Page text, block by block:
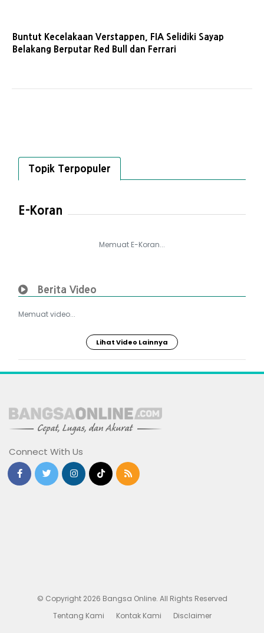
Buntut Kecelakaan Verstappen, FIA Selidiki Sayap
Belakang Berputar Red Bull dan Ferrari
Topik Terpopuler
E-Koran
Memuat E-Koran...
Berita Video
Memuat video...
Lihat Video Lainnya
Connect With Us
© Copyright 2026 Bangsa Online. All Rights Reserved
Tentang Kami
Kontak Kami Disclaimer